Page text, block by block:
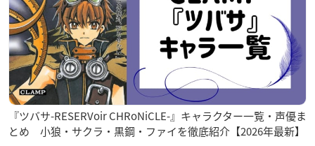
『ツバサ-RESERVoir CHRoNiCLE-』キャラクター一覧・声優ま
とめ 小狼・サクラ・黒鋼・ファイを徹底紹介【2026年最新】